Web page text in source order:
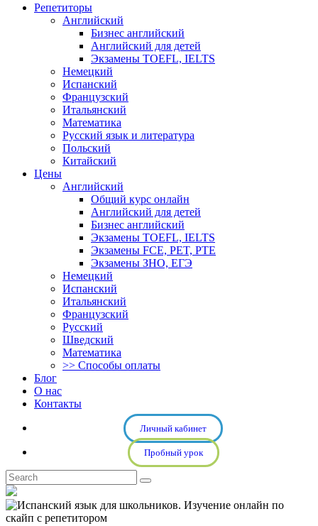
Репетиторы
Английский
Бизнес английский
Английский для детей
Экзамены TOEFL, IELTS
Немецкий
Испанский
Французский
Итальянский
Математика
Русский язык и литература
Польский
Китайский
Цены
Английский
Общий курс онлайн
Английский для детей
Бизнес английский
Экзамены TOEFL, IELTS
Экзамены FCE, PET, PTE
Экзамены ЗНО, ЕГЭ
Немецкий
Испанский
Итальянский
Французский
Русский
Шведский
Математика
>> Способы оплаты
Блог
О нас
Контакты
Личный кабинет
Пробный урок